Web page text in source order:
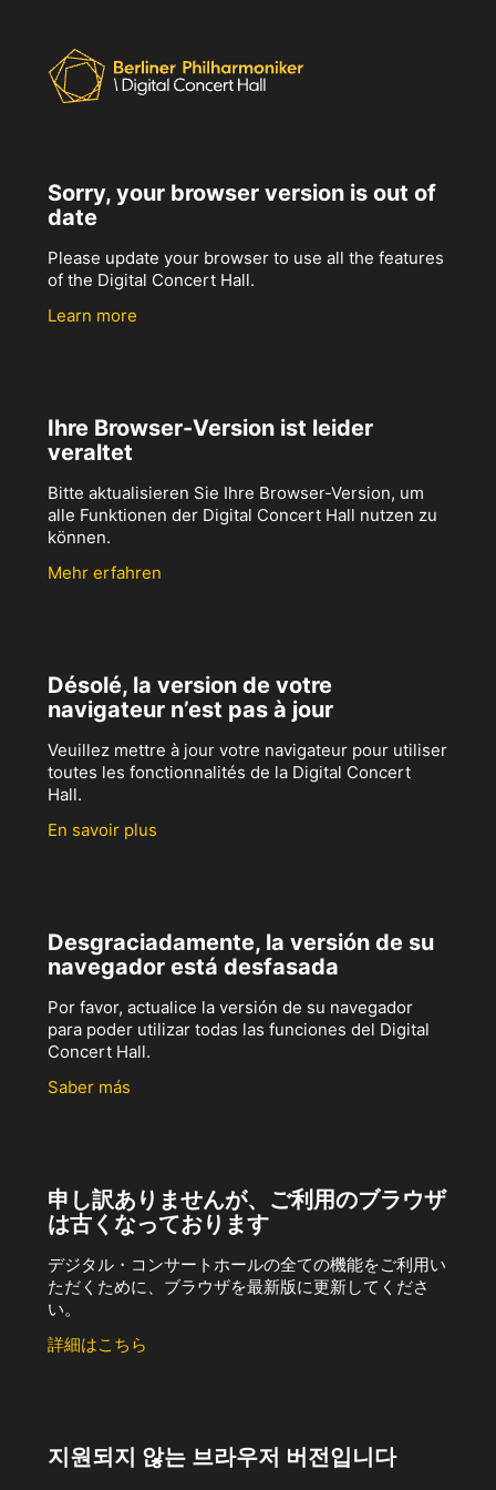
Sorry, your browser version is out of
date
Please update your browser to use all the features
of the Digital Concert Hall.
Learn more
Ihre Browser-Version ist leider
veraltet
Bitte aktualisieren Sie Ihre Browser-Version, um
alle Funktionen der Digital Concert Hall nutzen zu
können.
Mehr erfahren
Désolé, la version de votre
navigateur n’est pas à jour
Veuillez mettre à jour votre navigateur pour utiliser
toutes les fonctionnalités de la Digital Concert
Hall.
En savoir plus
Desgraciadamente, la versión de su
navegador está desfasada
Por favor, actualice la versión de su navegador
para poder utilizar todas las funciones del Digital
Concert Hall.
Saber más
申し訳ありませんが、ご利用のブラウザ
は古くなっております
デジタル・コンサートホールの全ての機能をご利用い
ただくために、ブラウザを最新版に更新してくださ
い。
詳細はこちら
지원되지 않는 브라우저 버전입니다